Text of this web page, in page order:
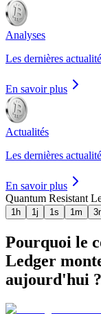
Analyses
Les dernières
En savoir plus
Actualités
Les dernières
En savoir plus
Quantum Resistant
1h 1j 1s 1m
Pourquoi le
Ledger
aujourd'hui ?